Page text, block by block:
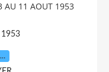
AU 11 AOUT 1953
1953
…